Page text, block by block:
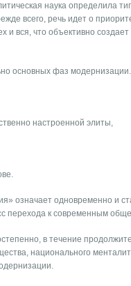
наука определила
всего, речь идет о
и вся, что объективно
основных фаз
настроенной элиты,
означает одновременно и
перехода к современным
в течение
национального